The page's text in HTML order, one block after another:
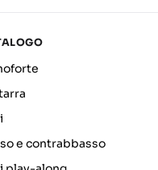
e contrabbasso